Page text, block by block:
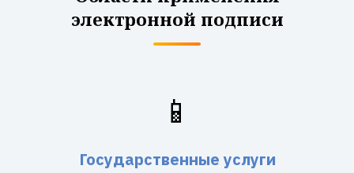
электронной подписи
📱
Государственные услуги